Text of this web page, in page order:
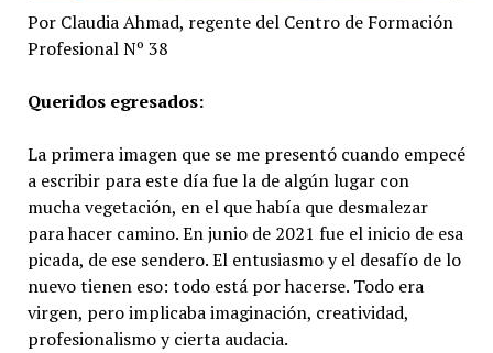
Por Claudia Ahmad, regente del Centro de Formación
Profesional Nº 38
Queridos egresados:
La primera imagen que se me presentó cuando empecé
a escribir para este día fue la de algún lugar con
mucha vegetación, en el que había que desmalezar
para hacer camino. En junio de 2021 fue el inicio de esa
picada, de ese sendero. El entusiasmo y el desafío de lo
nuevo tienen eso: todo está por hacerse. Todo era
virgen, pero implicaba imaginación, creatividad,
profesionalismo y cierta audacia.